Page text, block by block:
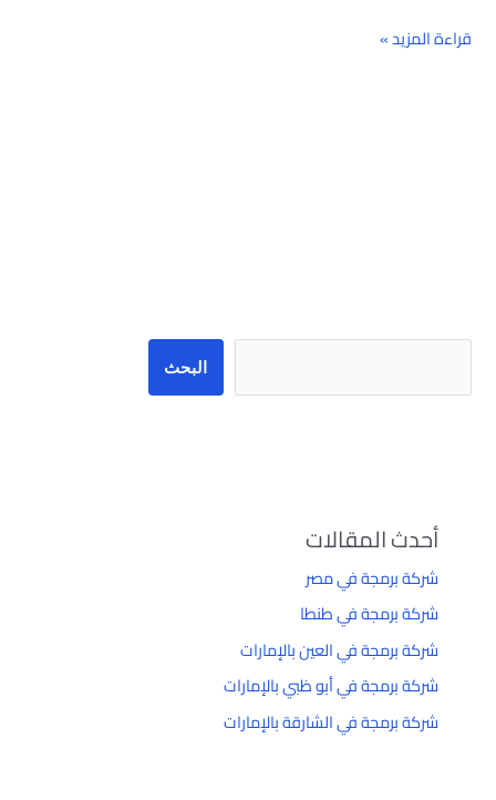
قراءة المزيد »
البحث
أحدث المقالات
شركة برمجة في مصر
شركة برمجة في طنطا
شركة برمجة في العين بالإمارات
شركة برمجة في أبو ظبي بالإمارات
شركة برمجة في الشارقة بالإمارات